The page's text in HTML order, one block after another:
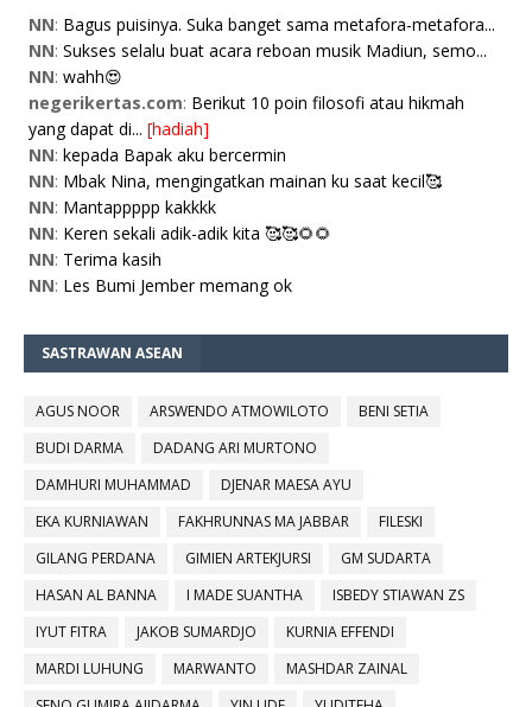
NN: Bagus puisinya. Suka banget sama metafora-metafora...
NN: Sukses selalu buat acara reboan musik Madiun, semo...
NN: wahh😍
negerikertas.com: Berikut 10 poin filosofi atau hikmah
yang dapat di... [hadiah]
NN: kepada Bapak aku bercermin
NN: Mbak Nina, mengingatkan mainan ku saat kecil🥰
NN: Mantappppp kakkkk
NN: Keren sekali adik-adik kita 🥰🥰🌻🌻
NN: Terima kasih
NN: Les Bumi Jember memang ok
SASTRAWAN ASEAN
AGUS NOOR ARSWENDO ATMOWILOTO
BENI SETIA
BUDI DARMA
DADANG ARI MURTONO
DAMHURI MUHAMMAD
DJENAR MAESA AYU
EKA KURNIAWAN
FAKHRUNNAS MA JABBAR
FILESKI
GILANG PERDANA
GIMIEN ARTEKJURSI
GM SUDARTA
HASAN AL BANNA
I MADE SUANTHA
ISBEDY STIAWAN ZS
IYUT FITRA
JAKOB SUMARDJO
KURNIA EFFENDI
MARDI LUHUNG
MARWANTO
MASHDAR ZAINAL